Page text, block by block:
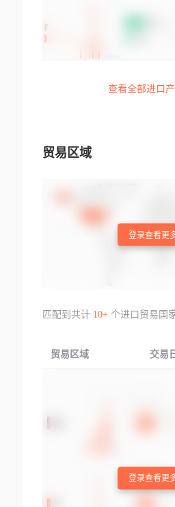
查看全部进口
贸易区域
登录查看更
匹配到共计 10+个进口贸易国
贸易区域 交易
登录查看更